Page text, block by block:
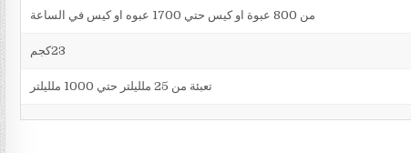
من 800 عبوة او كيس حتي 1700 عبوه او كيس في الساعة
تعبئة من 25 ملليلتر حتي 1000 ملليلتر